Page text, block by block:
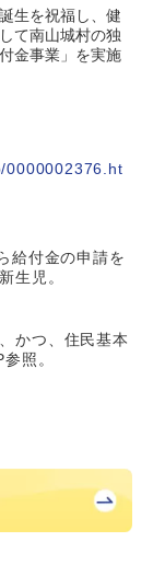
生を祝福し、健
て南山城村の独
金事業」を実施
0000002376.ht
給付金の申請を
生児。
かつ、住民基本
照。